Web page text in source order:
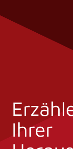
Ihrer